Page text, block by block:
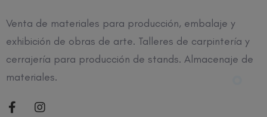
Venta de materiales para producción, embalaje y
exhibición de obras de arte. Talleres de carpintería y
cerrajería para producción de stands. Almacenaje de
materiales.